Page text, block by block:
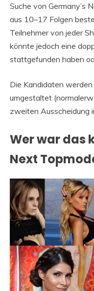
Suche von Germany’s
aus 10–17 Folgen
Teilnehmer von jeder
könnte jedoch eine
stattgefunden haben
Die Kandidaten
umgestaltet
zweiten Ausscheidung
Wer war das
Next